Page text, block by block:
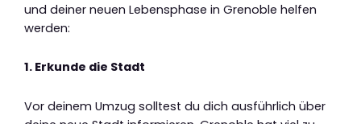
und deiner neuen Lebensphase in Grenoble helfen
werden:
1. Erkunde die Stadt
Vor deinem Umzug solltest du dich ausführlich über